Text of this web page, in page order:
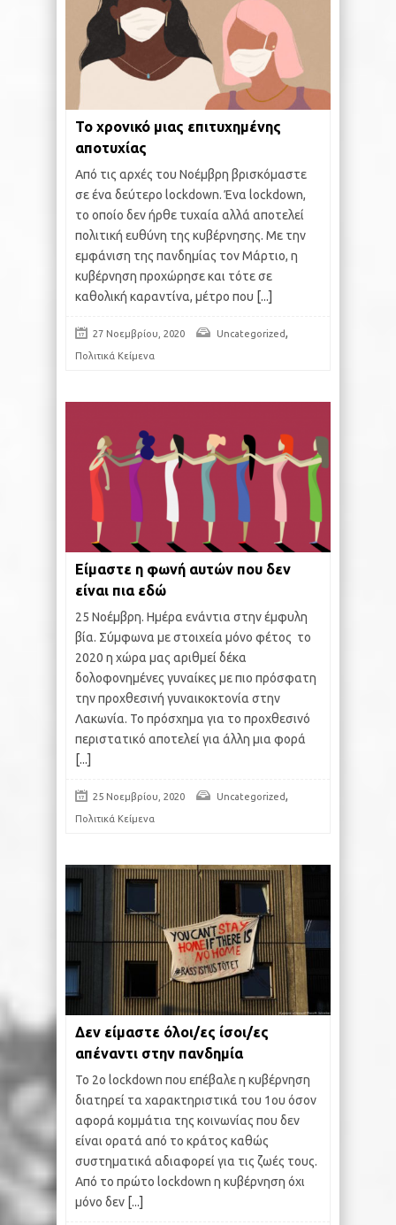
Το χρονικό μιας επιτυχημένης
αποτυχίας
Από τις αρχές του Νοέμβρη βρισκόμαστε
σε ένα δεύτερο lockdown. Ένα lockdown,
το οποίο δεν ήρθε τυχαία αλλά αποτελεί
πολιτική ευθύνη της κυβέρνησης. Με την
εμφάνιση της πανδημίας τον Μάρτιο, η
κυβέρνηση προχώρησε και τότε σε
καθολική καραντίνα, μέτρο που [...]
27 Νοεμβρίου, 2020 Uncategorized,
Πολιτικά Κείμενα
Είμαστε η φωνή αυτών που δεν
είναι πια εδώ
25 Νοέμβρη. Ημέρα ενάντια στην έμφυλη
βία. Σύμφωνα με στοιχεία μόνο φέτος το
2020 η χώρα μας αριθμεί δέκα
δολοφονημένες γυναίκες με πιο πρόσφατη
την προχθεσινή γυναικοκτονία στην
Λακωνία. Το πρόσχημα για το προχθεσινό
περιστατικό αποτελεί για άλλη μια φορά
[...]
25 Νοεμβρίου, 2020 Uncategorized,
Πολιτικά Κείμενα
Δεν είμαστε όλοι/ες ίσοι/ες
απέναντι στην πανδημία
Το 2ο lockdown που επέβαλε η κυβέρνηση
διατηρεί τα χαρακτηριστικά του 1ου όσον
αφορά κομμάτια της κοινωνίας που δεν
είναι ορατά από το κράτος καθώς
συστηματικά αδιαφορεί για τις ζωές τους.
Από το πρώτο lockdown η κυβέρνηση όχι
μόνο δεν [...]